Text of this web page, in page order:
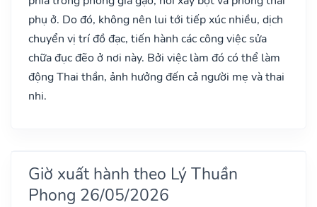
phụ ở. Do đó, không nên lui tới tiếp xúc nhiều, dịch
chuyển vị trí đồ đạc, tiến hành các công việc sửa
chữa đục đẽo ở nơi này. Bởi việc làm đó có thể làm
động Thai thần, ảnh hưởng đến cả người mẹ và thai
nhi.
Giờ xuất hành theo Lý Thuần
Phong 26/05/2026